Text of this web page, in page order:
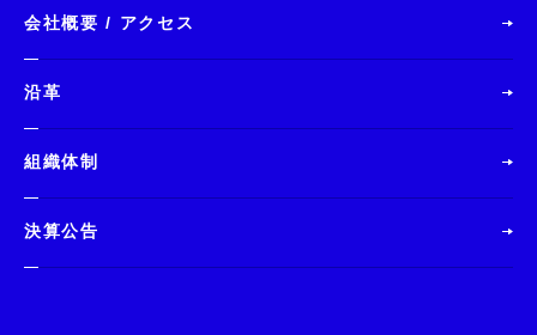
会社概要 / アクセス
沿革
組織体制
決算公告